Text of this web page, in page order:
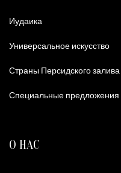
Иудаика
Универсальное искусство
Страны Персидского залива
Специальные предложения
О НАС